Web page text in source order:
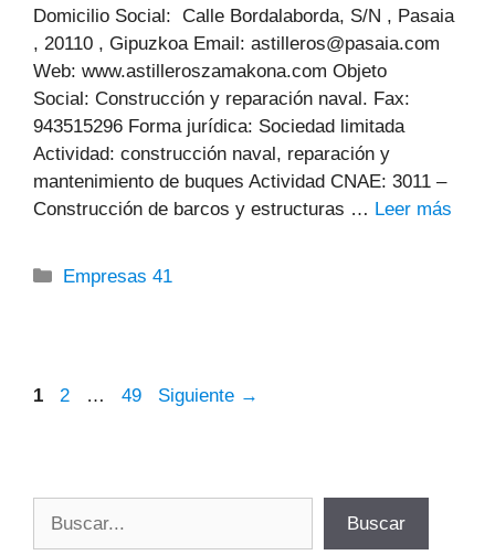
Domicilio Social: Calle Bordalaborda, S/N , Pasaia
, 20110 , Gipuzkoa Email: astilleros@pasaia.com
Web: www.astilleroszamakona.com Objeto
Social: Construcción y reparación naval. Fax:
943515296 Forma jurídica: Sociedad limitada
Actividad: construcción naval, reparación y
mantenimiento de buques Actividad CNAE: 3011 –
Construcción de barcos y estructuras … Leer más
Categorías
Empresas 41
Página
1 Página
2 … Página
49 Siguiente →
Buscar